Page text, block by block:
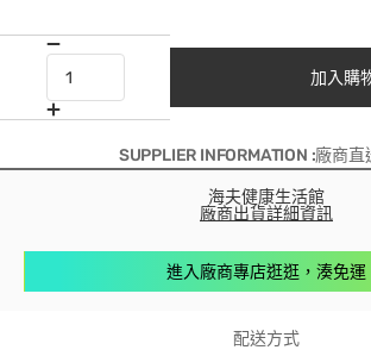
加入購
SUPPLIER INFORMATION :廠商直
海夫健康生活館
廠商出貨詳細資訊
進入廠商專店逛逛，湊免運
配送方式